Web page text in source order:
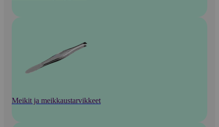
Meikit ja meikkaustarvikkeet